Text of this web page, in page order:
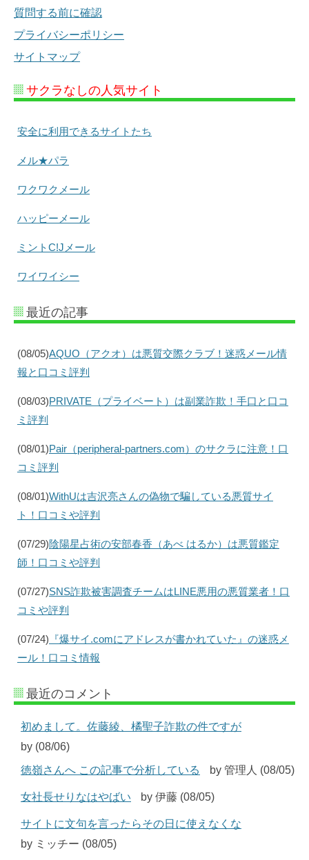
質問する前に確認
プライバシーポリシー
サイトマップ
サクラなしの人気サイト
安全に利用できるサイトたち
メル★パラ
ワクワクメール
ハッピーメール
ミントC!Jメール
ワイワイシー
最近の記事
(08/05)AQUO（アクオ）は悪質交際クラブ！迷惑メール情
報と口コミ評判
(08/03)PRIVATE（プライベート）は副業詐欺！手口と口コ
ミ評判
(08/01)Pair（peripheral-partners.com）のサクラに注意！口
コミ評判
(08/01)WithUは吉沢亮さんの偽物で騙している悪質サイ
ト！口コミや評判
(07/29)陰陽星占術の安部春香（あべ はるか）は悪質鑑定
師！口コミや評判
(07/27)SNS詐欺被害調査チームはLINE悪用の悪質業者！口
コミや評判
(07/24) 『爆サイ.comにアドレスが書かれていた』の迷惑メ
ール！口コミ情報
最近のコメント
初めまして。佐藤綾、橘聖子詐欺の件ですが
by (08/06)
徳嶺さんへ この記事で分析している
by 管理人 (08/05)
女社長せりなはやばい by 伊藤 (08/05)
サイトに文句を言ったらその日に使えなくな
by ミッチー (08/05)